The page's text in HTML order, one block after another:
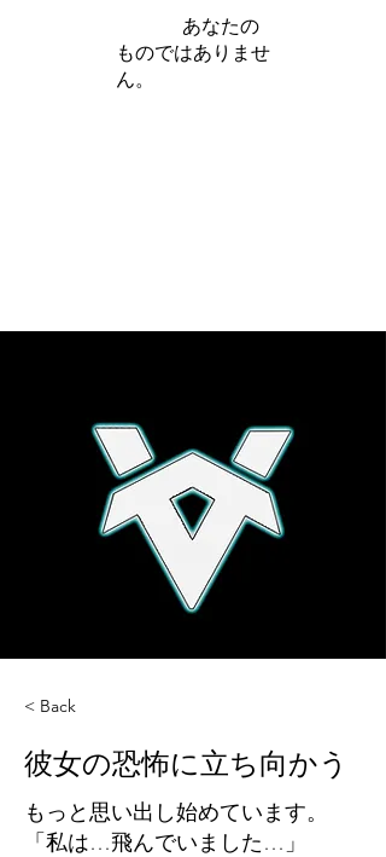
あなたの
ものではありませ
ん。
< Back
彼女の恐怖に立ち向かう
もっと思い出し始めています。
「私は…飛んでいました…」